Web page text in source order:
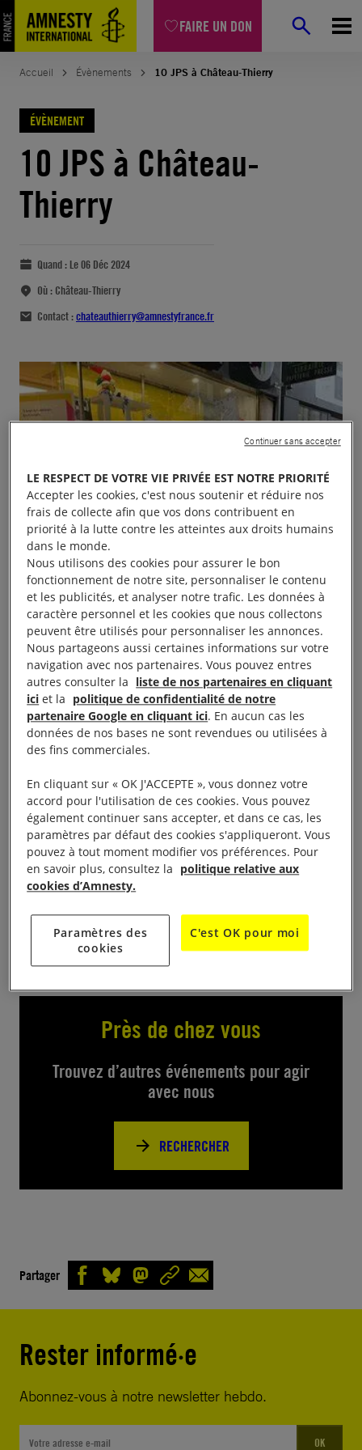
FAIRE UN DON
Accueil Évènements 10 JPS à Château-Thierry
ÉVÈNEMENT
10 JPS à Château-
Thierry
Quand : Le 06 Déc 2024
Où : Château-Thierry
Contact :chateauthierry@amnestyfrance.fr
Comme chaque année, autour du 10 décembre,
journée internationale des droits humains, le groupe
de Château-Thierry participe à l’action internationale
« Changez son histoire ». Venez nous rencontrer et
signer nos pétitions pour « Changer leur histoire »,
le vendredi de 10h/12h, 20 Grande rue (devant la
librairie des fables), pour défendre des personnes
dont les droits sont bafoués dans différents pays
Près de chez vous
Trouvez d’autres événements pour agir
avec nous
RECHERCHER
Partager
Rester informé·e
Abonnez-vous à notre newsletter hebdo.
OK
LE RESPECT DE VOTRE VIE PRIVÉE EST NOTRE PRIORITÉ
Accepter les cookies, c'est nous soutenir et réduire nos
frais de collecte afin que vos dons contribuent en
priorité à la lutte contre les atteintes aux droits humains
dans le monde.
Nous utilisons des cookies pour assurer le bon
fonctionnement de notre site, personnaliser le contenu
et les publicités, et analyser notre trafic. Les données à
caractère personnel et les cookies que nous collectons
peuvent être utilisés pour personnaliser les annonces.
Nous partageons aussi certaines informations sur votre
navigation avec nos partenaires. Vous pouvez entres
autres consulter la liste de nos partenaires en cliquant
ici et la politique de confidentialité de notre
partenaire Google en cliquant ici. En aucun cas les
données de nos bases ne sont revendues ou utilisées à
des fins commerciales.
En cliquant sur « OK J'ACCEPTE », vous donnez votre
accord pour l'utilisation de ces cookies. Vous pouvez
également continuer sans accepter, et dans ce cas, les
paramètres par défaut des cookies s'appliqueront. Vous
pouvez à tout moment modifier vos préférences. Pour
en savoir plus, consultez la politique relative aux
cookies d’Amnesty.
Paramètres des
cookies
C'est OK pour moi
Continuer sans accepter